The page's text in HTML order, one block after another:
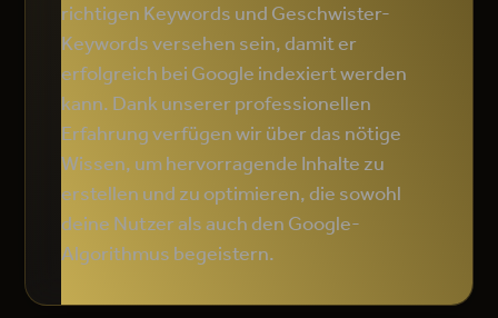
richtigen Keywords und Geschwister-
Keywords versehen sein, damit er
erfolgreich bei Google indexiert werden
kann. Dank unserer professionellen
Erfahrung verfügen wir über das nötige
Wissen, um hervorragende Inhalte zu
erstellen und zu optimieren, die sowohl
deine Nutzer als auch den Google-
Algorithmus begeistern.